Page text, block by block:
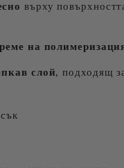
върху
на
слой, подходящ